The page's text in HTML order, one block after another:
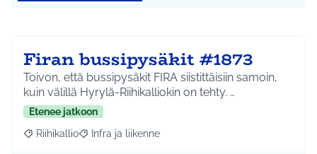
Firan bussipysäkit #1873
Toivon, että bussipysäkit FIRA siistittäisiin samoin,
kuin välillä Hyrylä-Riihikalliokin on tehty. …
Etenee jatkoon
Rajaa tulokset aihepiirin mukaan: Riihikallio
Riihikallio Rajaa tulokset teeman mukaan: Infra ja liikenne
Infra ja liikenne